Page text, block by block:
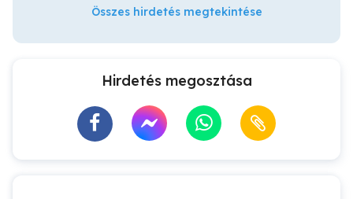
Összes hirdetés megtekintése
Hirdetés megosztása